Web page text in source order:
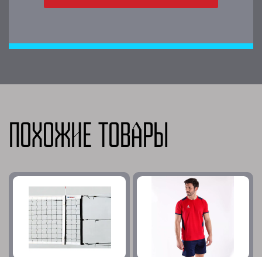
Похожие товары